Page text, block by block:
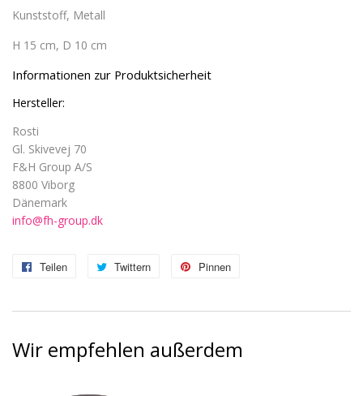
Kunststoff, Metall
H 15 cm, D 10 cm
Informationen zur Produktsicherheit
Hersteller:
Rosti
Gl. Skivevej 70
F&H Group A/S
8800 Viborg
Dänemark
info@fh-group.dk
Teilen
teilen
Twittern
twittern
Pinnen
pinnen
Wir empfehlen außerdem